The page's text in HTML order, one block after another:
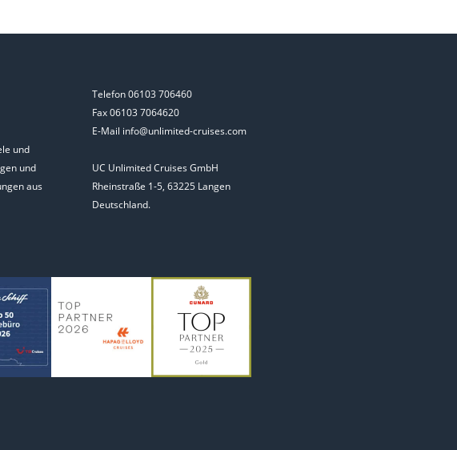
und
und
aus
Telefon 06103 706460
Fax 06103 7064620
E-Mail info@unlimited-cruises.com
UC Unlimited Cruises GmbH
Rheinstraße 1-5, 63225 Langen
Deutschland.